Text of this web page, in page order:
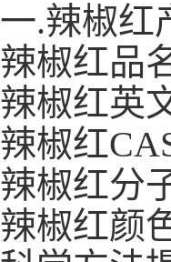
一.辣椒红
辣椒红品
辣椒红英
辣椒红
辣椒红分
辣椒红颜